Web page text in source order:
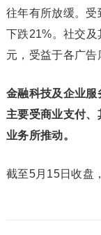
往年有所放缓。受
下跌21%。社交
元，受益于各广告
金融科技及企业服
主要受商业支付
业务所推动。
截至5月15日收盘